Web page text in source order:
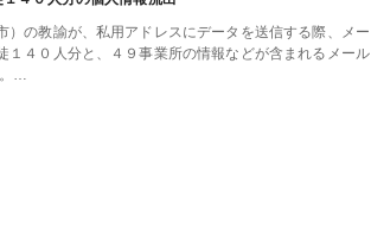
の教諭が、私用アドレスにデータを送信する際、メー
４０人分と、４９事業所の情報などが含まれるメール